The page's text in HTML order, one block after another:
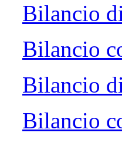
Bilancio
Bilancio
Bilancio
Bilancio